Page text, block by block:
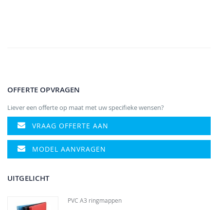
OFFERTE OPVRAGEN
Liever een offerte op maat met uw specifieke wensen?
VRAAG OFFERTE AAN
MODEL AANVRAGEN
UITGELICHT
PVC A3 ringmappen